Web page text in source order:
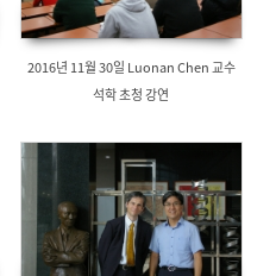
2016년 11월 30일 Luonan Chen 교수
석학 초청 강연